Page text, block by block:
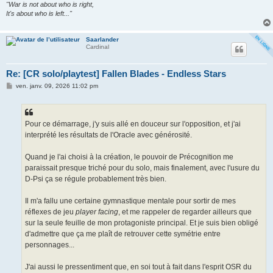
"War is not about who is right,
It's about who is left..."
Saarlander
Cardinal
Re: [CR solo/playtest] Fallen Blades - Endless Stars
Mven. janv. 09, 2026 11:02 pm
Pour ce démarrage, j'y suis allé en douceur sur l'opposition, et j'ai
interprété les résultats de l'Oracle avec générosité.
Quand je l'ai choisi à la création, le pouvoir de Précognition me
paraissait presque triché pour du solo, mais finalement, avec l'usure du
D-Psi ça se régule probablement très bien.
Il m'a fallu une certaine gymnastique mentale pour sortir de mes
réflexes de jeu player facing, et me rappeler de regarder ailleurs que
sur la seule feuille de mon protagoniste principal. Et je suis bien obligé
d'admettre que ça me plaît de retrouver cette symétrie entre
personnages...
J'ai aussi le pressentiment que, en soi tout à fait dans l'esprit OSR du